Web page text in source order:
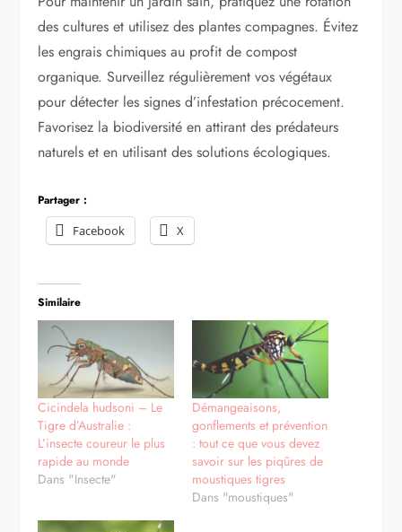
des cultures et utilisez des plantes compagnes. Évitez
les engrais chimiques au profit de compost
organique. Surveillez régulièrement vos végétaux
pour détecter les signes d’infestation précocement.
Favorisez la biodiversité en attirant des prédateurs
naturels et en utilisant des solutions écologiques.
Partager :
Facebook
X
Similaire
Cicindela hudsoni – Le
Tigre d’Australie :
L’insecte coureur le plus
rapide au monde
Dans "Insecte"
Démangeaisons,
gonflements et prévention
: tout ce que vous devez
savoir sur les piqûres de
moustiques tigres
Dans "moustiques"